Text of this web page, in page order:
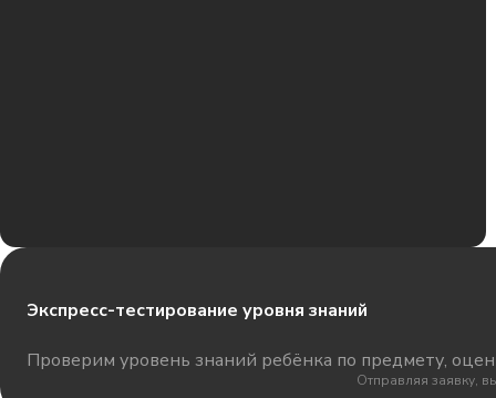
Экспресс-тестирование уровня знаний
Проверим уровень знаний ребёнка по предмету,
Отправляя заявку,